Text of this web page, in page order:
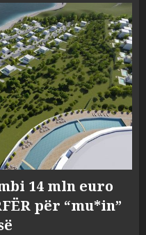
14 mln euro
për “mu*in”